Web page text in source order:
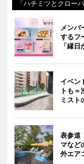
「ハチミツとクロー
メンバ
するフ
「縁日
イベン
トも
ミスト
表参道
マなど
外エア